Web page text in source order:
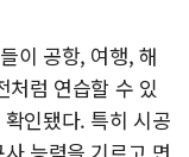
이 공항, 여행, 해
처럼 연습할 수 있
인됐다. 특히 시공